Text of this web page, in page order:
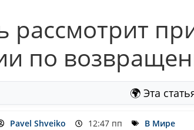
рассмотрит
по
🌍 Эта
Pavel Shveiko 12:47 пп В Мире